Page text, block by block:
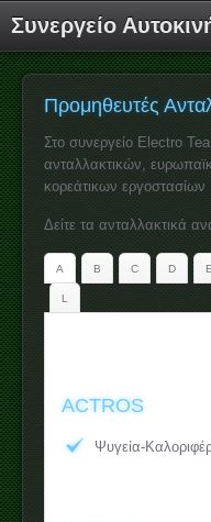
Συνεργείο
Προμηθευτές
Στο συνεργείο Electro
ανταλλακτικών,
κορεάτικων εργοστασίων
Δείτε τα ανταλλακτικά
A B C D E
L
ACTROS
Ψυγεία-